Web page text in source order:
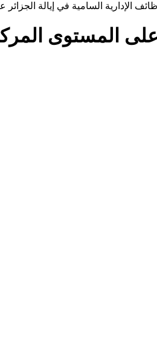
الإدارية السامية في إيالة الجزائر
المركزي